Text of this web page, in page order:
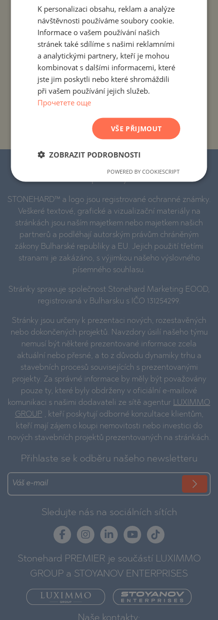
PROJEKTY A NEMOVITOSTI PODLE ZEMÍ
PROJEKTY A NEMOVITOSTI PODLE OBYTNÉHO MÍSTA
PROJEKTY A NEMOVITOSTI PODLE TYPU NEMOVITOSTI
PROJEKTY A NEMOVITOSTI PODLE REGIONU
PROJEKTY A NEMOVITOSTI PODLE NÁZVU
STONEHARD™ a logo jsou registrované ochranné známky.
Veškeré textové, grafické a vizualizační materiály na
stránkách jsou naším majetkem nebo majetkem našich
partnerů a podléhají autorským právům chráněným
zákony Bulharské republiky a EU. Jejich použití třetími
stranami je zakázáno, s výjimkou našeho výslovného
písemného souhlasu.
Stránky spravuje společnost Stonehard Marketing EOOD,
registrovaná v Bulharsku s IČO 131254299.
Stránky jsou určeny k prezentaci nových, rozestavěných
nebo dokončených projektů. Navzdory úsilí našeho týmu
nemusí být některé prezentované informace zcela
aktuální nebo přesné, a to z důvodu dynamiky trhu a
stavebních procesů souvisejících s prezentovanými
projekty. Za správné informace by měly být považovány
pouze ty, které byly obdrženy v oficiální e-mailové
komunikaci s našimi dodavateli ze sítě agentur LUXIMMO
GROUP , kteří poskytují odborné konzultace klientům,
kteří mají zájem o koupi nemovitosti nebo investici do
nových stavebních projektů prezentovaných na stránkách.
Přihlaste se k odběru našeho newsletteru
Sledujte nás na sociálních sítích
Stonehard PREMIER je součástí LUXIMMO
GROUP a STOYANOV ENTERPRISES
ENGLISH
GERMAN
FRENCH
POLISH
CZECH
K personalizaci obsahu, reklam a analýze
návštěvnosti používáme soubory cookie.
Informace o vašem používání našich
stránek také sdílíme s našimi reklamními
a analytickými partnery, kteří je mohou
kombinovat s dalšími informacemi, které
jste jim poskytli nebo které shromáždili
při vašem používání jejich služeb.
Прочетете още
VŠE PŘIJMOUT
ZOBRAZIT PODROBNOSTI
POWERED BY COOKIESCRIPT